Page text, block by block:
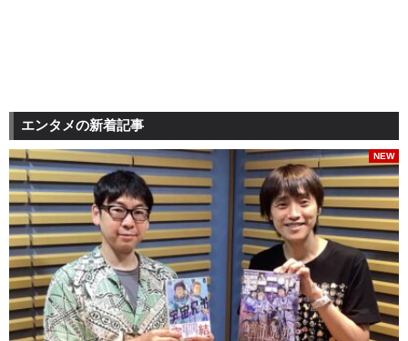
エンタメの新着記事
NEW